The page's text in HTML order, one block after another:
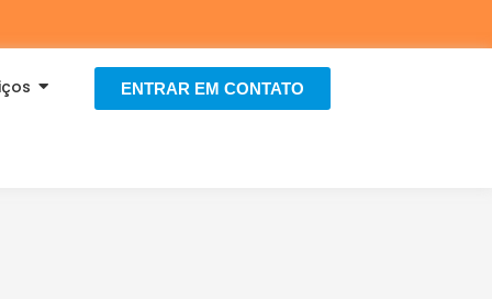
ENTRAR EM CONTATO